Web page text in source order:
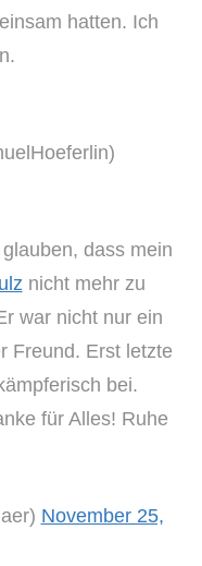
hatten. Ich
dass mein
nicht mehr zu
war nicht nur ein
Freund. Erst letzte
bei.
für Alles! Ruhe
November 25,